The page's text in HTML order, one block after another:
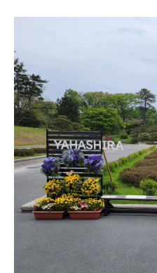
八柱霊園での納
松戸市の石材店
ト
納骨費用の内訳
将来を見据えた
八柱霊園を利用
松戸市で後悔しない
松戸市でお墓購
石材店選びで押
八柱霊園や納骨